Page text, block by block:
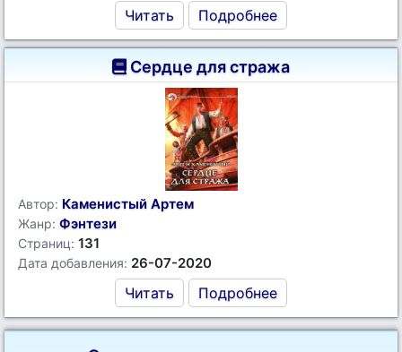
Читать Подробнее
Сердце для стража
Автор: Каменистый Артем
Жанр: Фэнтези
Страниц: 131
Дата добавления: 26-07-2020
Читать Подробнее